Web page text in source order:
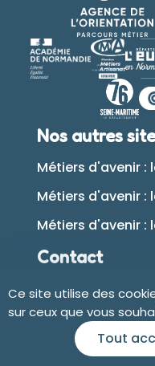
Nos autres
Métiers d'avenir :
Métiers d'avenir :
Métiers d'avenir :
Contact
Plan du site
Accessibilité
Ce site utilise des
sur ceux que vous
Tout